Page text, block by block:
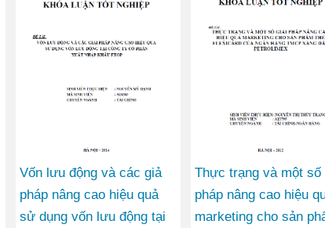
Vốn lưu động và các giả
pháp nâng cao hiệu quả
sử dụng vốn lưu động tại
Thực trạng và một số
pháp nâng cao hiệu
marketing cho sản